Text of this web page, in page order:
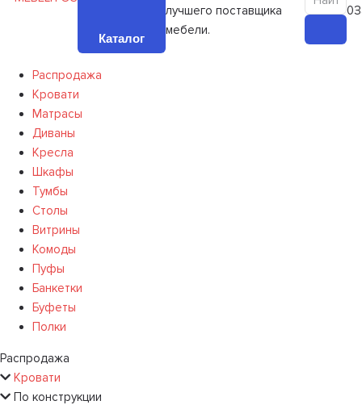
Каталог
лучшего поставщика
мебели.
0
Распродажа
Кровати
Матрасы
Диваны
Кресла
Шкафы
Тумбы
Столы
Витрины
Комоды
Пуфы
Банкетки
Буфеты
Полки
Распродажа
Кровати
По конструкции